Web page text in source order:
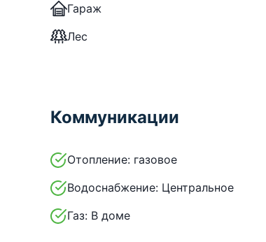
Гараж
Лес
Коммуникации
Отопление: газовое
Водоснабжение: Центральное
Газ: В доме